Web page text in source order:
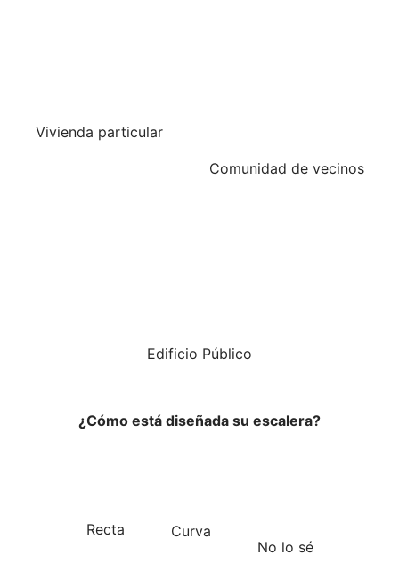
Vivienda particular
Comunidad de vecinos
Edificio Público
¿Cómo está diseñada su escalera?
Recta
Curva
No lo sé